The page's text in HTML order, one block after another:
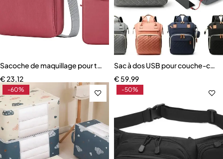
Sacoche de maquillage pour tablette
€23,12
Sac à dos USB pour couche-
€ 59,99
-60% -50%